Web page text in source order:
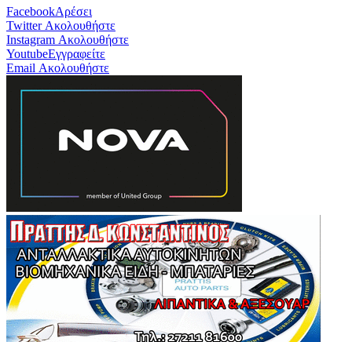
FacebookΑρέσει
TwitterΑκολουθήστε
Instagram Ακολουθήστε
YoutubeΕγγραφείτε
Email Ακολουθήστε